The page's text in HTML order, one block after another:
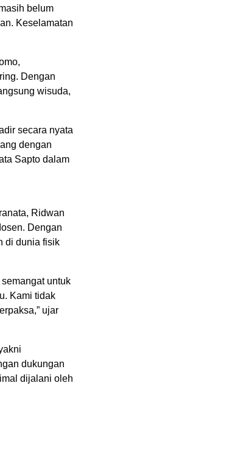
belum
Keselamatan
Dengan
wisuda,
secara nyata
dengan
Sapto dalam
Ridwan
Dengan
di dunia fisik
untuk
Kami tidak
ujar
dukungan
dijalani oleh